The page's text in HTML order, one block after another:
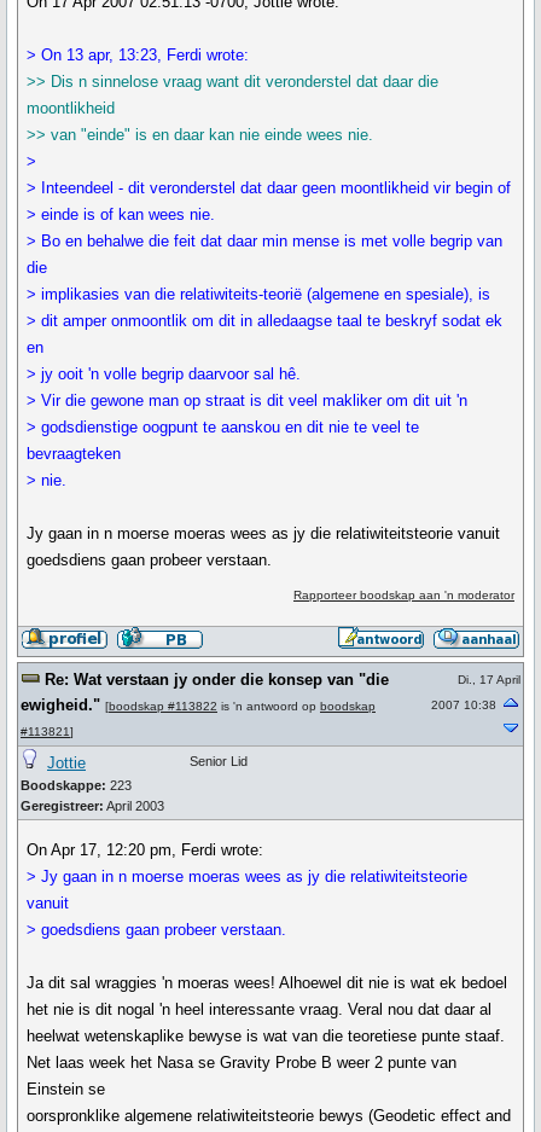
> On 13 apr, 13:23, Ferdi wrote:
>> Dis n sinnelose vraag want dit veronderstel dat daar die
moontlikheid
>> van "einde" is en daar kan nie einde wees nie.
>
> Inteendeel - dit veronderstel dat daar geen moontlikheid vir begin of
> einde is of kan wees nie.
> Bo en behalwe die feit dat daar min mense is met volle begrip van
die
> implikasies van die relatiwiteits-teorië (algemene en spesiale), is
> dit amper onmoontlik om dit in alledaagse taal te beskryf sodat ek
en
> jy ooit 'n volle begrip daarvoor sal hê.
> Vir die gewone man op straat is dit veel makliker om dit uit 'n
> godsdienstige oogpunt te aanskou en dit nie te veel te
bevraagteken
> nie.
Jy gaan in n moerse moeras wees as jy die relatiwiteitsteorie vanuit
goedsdiens gaan probeer verstaan.
Rapporteer boodskap aan 'n moderator
Re: Wat verstaan jy onder die konsep van "die
ewigheid." [boodskap #113822 is 'n antwoord op boodskap
#113821]
Di., 17 April
2007 10:38
Jottie
Boodskappe: 223
Geregistreer: April 2003
Senior Lid
On Apr 17, 12:20 pm, Ferdi wrote:
> Jy gaan in n moerse moeras wees as jy die relatiwiteitsteorie
vanuit
> goedsdiens gaan probeer verstaan.
Ja dit sal wraggies 'n moeras wees! Alhoewel dit nie is wat ek bedoel
het nie is dit nogal 'n heel interessante vraag. Veral nou dat daar al
heelwat wetenskaplike bewyse is wat van die teoretiese punte staaf.
Net laas week het Nasa se Gravity Probe B weer 2 punte van
Einstein se
oorspronklike algemene relatiwiteitsteorie bewys (Geodetic effect and